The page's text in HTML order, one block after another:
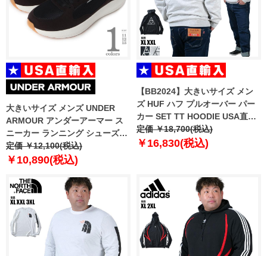
大きいサイズ メンズ UNDER
ARMOUR アンダーアーマー ス
ニーカー ランニング シューズ
USA直輸入 3028372-001
定価 ￥12,100(税込)
￥10,890(税込)
【BB2024】大きいサイズ メン
ズ HUF ハフ プルオーバー パー
カー SET TT HOODIE USA直輸
入 pf00572
定価 ￥18,700(税込)
￥16,830(税込)